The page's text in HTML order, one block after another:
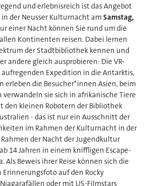
und erlebnisreich ist das Angebot
der Neusser Kulturnacht am Samstag,
einer Nacht können Sie rund um die
Kontinenten reisen. Dabei lernen
der Stadtbibliothek kennen und
andere gleich ausprobieren: Die VR-
Expedition in die Antarktis,
erleben die Besucher*innen Asien, beim
verwandeln sie sich in afrikanische Tiere
den kleinen Robotern der Bibliothek
- das ist nur ein Ausschnitt der
im Rahmen der Kulturnacht in der
der Nacht der Jugendkultur
14 Jahren in einem kniffligen Escape-
Als Beweis ihrer Reise können sich die
auf den Rocky
oder mit US-Filmstars